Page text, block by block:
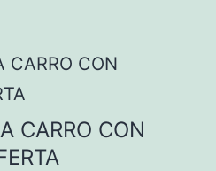
CARRO CON